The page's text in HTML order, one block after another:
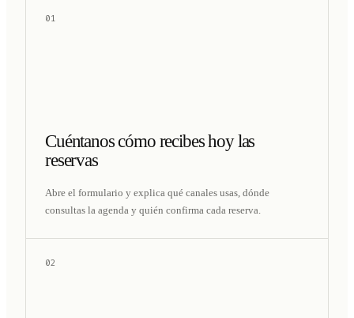
01
Cuéntanos cómo recibes hoy las
reservas
Abre el formulario y explica qué canales usas, dónde
consultas la agenda y quién confirma cada reserva.
02